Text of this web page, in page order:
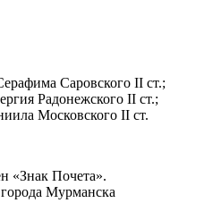
Саровского II ст.;
Радонежского II ст.;
Московского II ст.
«Знак Почета».
Мурманска